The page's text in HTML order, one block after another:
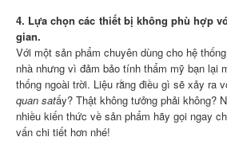
4. Lựa chọn các thiết bị không phù hợp
gian.
Với một sản phẩm chuyên dùng cho hệ thống
nhà nhưng vì đảm bảo tính thẩm mỹ bạn lại
thống ngoài trời. Liệu rằng điều gì sẽ xảy ra
quan satấy? Thật không tưởng phải không?
nhiều kiến thức về sản phẩm hãy gọi ngay
vấn chi tiết hơn nhé!